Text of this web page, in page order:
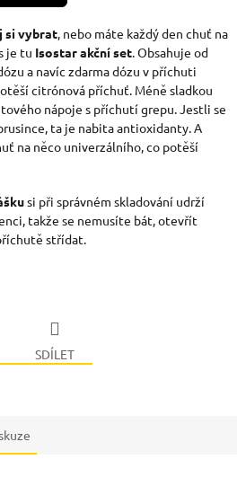
si vybrat, nebo máte každý den chuť na
je tu Isostar akční set. Obsahuje od
a navíc zdarma dózu v příchuti
citrónová příchuť. Méně sladkou
nápoje s příchutí grepu. Jestli se
ta je nabita antioxidanty. A
na něco univerzálního, co potěší
si při správném skladování udrží
takže se nemusíte bát, otevřít
střídat.
SDÍLET